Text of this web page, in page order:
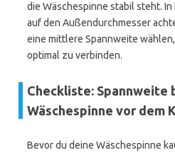
die Wäschespinne stabil steht.
auf den Außendurchmesser
eine mittlere Spannweite
optimal zu verbinden.
Checkliste: Spannweite
Wäschespinne vor dem
Bevor du deine Wäschespinne